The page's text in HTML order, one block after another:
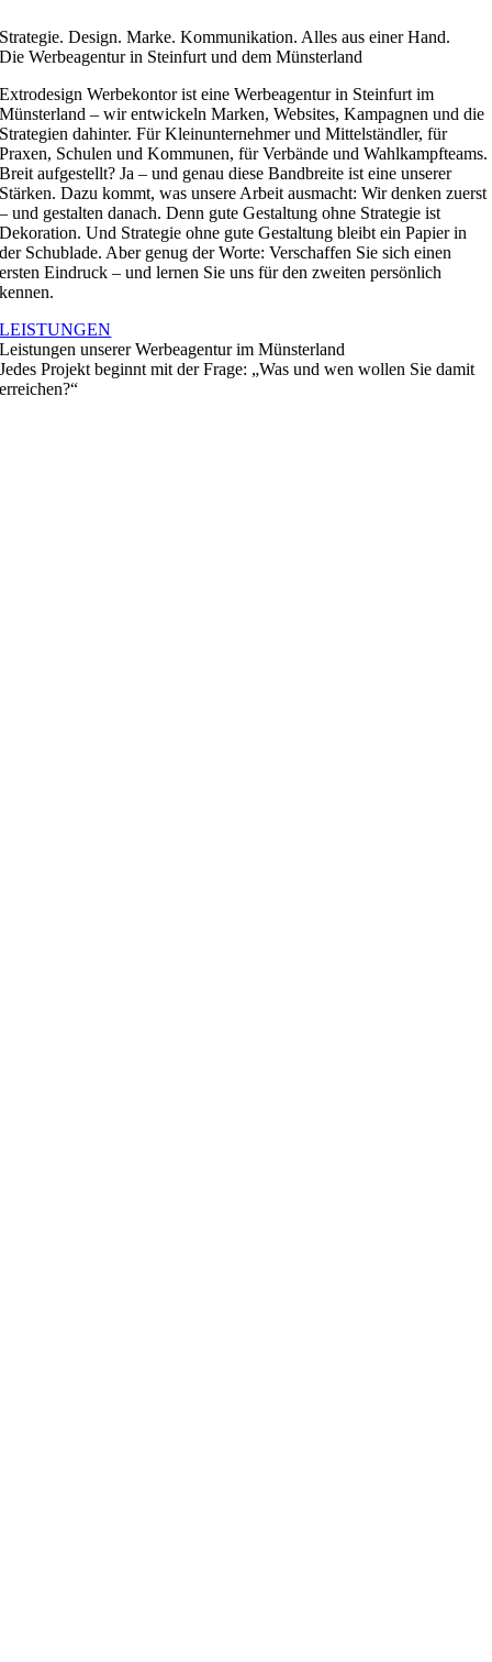
Strategie. Design. Marke. Kommunikation. Alles aus einer Hand.
Die Werbeagentur in Steinfurt und dem Münsterland
Extrodesign Werbekontor ist eine Werbeagentur in Steinfurt im
Münsterland – wir entwickeln Marken, Websites, Kampagnen und die
Strategien dahinter. Für Kleinunternehmer und Mittelständler, für
Praxen, Schulen und Kommunen, für Verbände und Wahlkampfteams.
Breit aufgestellt? Ja – und genau diese Bandbreite ist eine unserer
Stärken. Dazu kommt, was unsere Arbeit ausmacht: Wir denken zuerst
– und gestalten danach. Denn gute Gestaltung ohne Strategie ist
Dekoration. Und Strategie ohne gute Gestaltung bleibt ein Papier in
der Schublade. Aber genug der Worte: Verschaffen Sie sich einen
ersten Eindruck – und lernen Sie uns für den zweiten persönlich
kennen.
LEISTUNGEN
Leistungen unserer Werbeagentur im Münsterland
Jedes Projekt beginnt mit der Frage: „Was und wen wollen Sie damit
erreichen?“